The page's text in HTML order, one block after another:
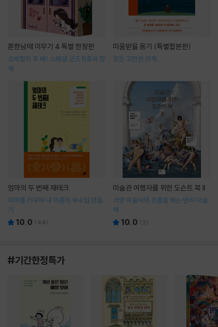
흔한남매 이무기 4 특별 한정판
오싹함이 두 배! 스페셜 굿즈 6종과 함
께
미움받을 용기 (특별합본판)
모든 고민은 관계
엄마의 두 번째 재테크
아이를 키우며 내 이름의 부수입 만들
기
10.0 (44)
미술관 여행자를 위한 도슨트 북 II
서양 미술사의 흐름을 꿰는 반려 미술
책
10.0 ( 3)
#기간한정특가